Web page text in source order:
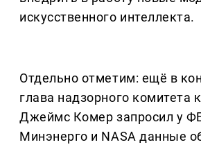
искусственного интеллекта.
Отдельно отметим: ещё в
глава надзорного комитета
Джеймс Комер запросил у
Минэнерго и NASA данные